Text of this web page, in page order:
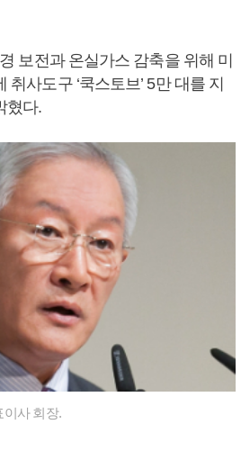
보전과 온실가스 감축을 위해 미
사도구 ‘쿡스토브’ 5만 대를 지
혔다.
이사 회장.